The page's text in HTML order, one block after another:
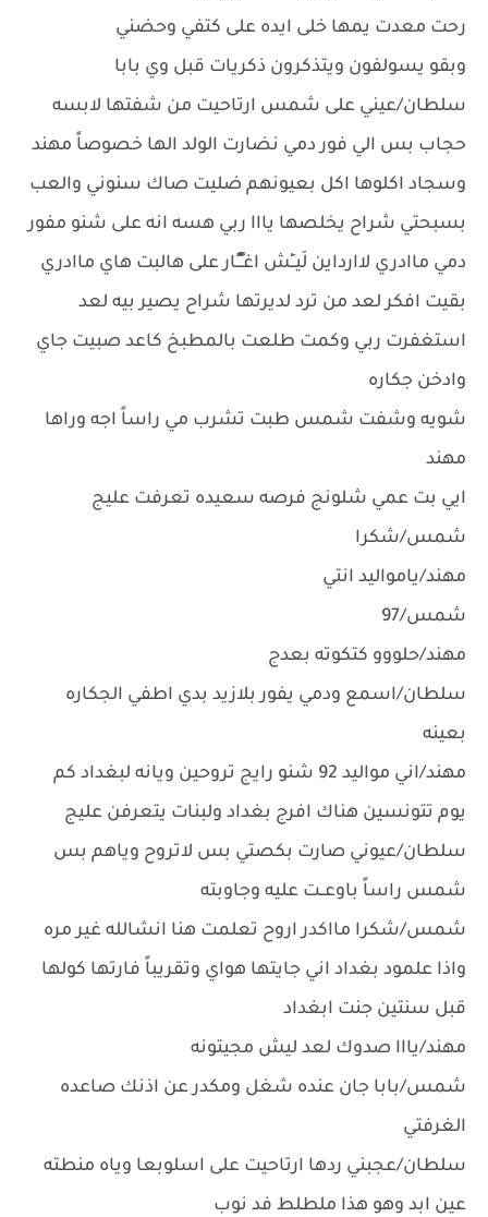
رحت معدت يمها خلى ايده على كتفي وحضني
وبقو يسولفون ويتذكرون ذكريات قبل وي بابا
سلطان/عيني على شمس ارتاحيت من شفتها لابسه
حجاب بس الي فور دمي نضارت الولد الها خصوصاً مهند
وسجاد اكلوها اكل بعيونهم ضليت صاك سنوني والعب
بسبحتي شراح يخلصها يااا ربي هسه انه على شنو مفور
دمي ماادري لاارداين لَيــِْش اغـًـٍُـٍُار على هالبت هاي ماادري
بقيت افكر لعد من ترد لديرتها شراح يصير بيه لعد
استغفرت ربي وكمت طلعت بالمطبخ كاعد صبيت جاي
وادخن جكاره
شويه وشفت شمس طبت تشرب مي راساً اجه وراها
مهند
ايي بت عمي شلونج فرصه سعيده تعرفت عليج
شمس/شكرا
مهند/يامواليد انتي
شمس/97
مهند/حلووو كتكوته بعدج
سلطان/اسمع ودمي يفور بلازيد بدي اطفي الجكاره
بعينه
مهند/اني مواليد 92 شنو رايج تروحين ويانه لبغداد كم
يوم تتونسين هناك افرج بغداد ولبنات يتعرفن عليج
سلطان/عيوني صارت بكصتي بس لاتروح وياهم بس
شمس راساً باوعــت عليه وجاوبته
شمس/شكرا مااكدر اروح تعلمت هنا انشالله غير مره
واذا علمود بغداد اني جايتها هواي وتقريباً فارتها كولها
قبل سنتين جنت ابغداد
مهند/يااا صدوك لعد ليش مجيتونه
شمس/بابا جان عنده شغل ومكدر عن اذنك صاعده
الغرفتي
سلطان/عجبني ردها ارتاحيت على اسلوبعا وياه منطته
عين ابد وهو هذا ملطلط فد نوب